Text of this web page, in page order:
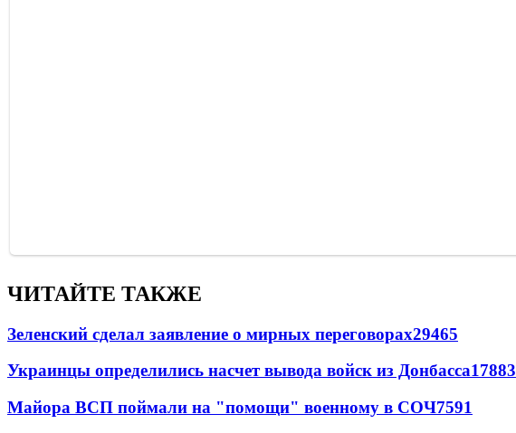
ЧИТАЙТЕ ТАКЖЕ
Зеленский сделал заявление о мирных переговорах29465
Украинцы определились насчет вывода войск из Донбасса17883
Майора ВСП поймали на "помощи" военному в СОЧ7591